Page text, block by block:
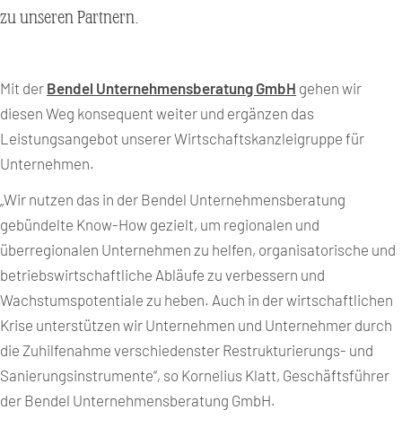
zu unseren Partnern.
Mit der Bendel Unternehmensberatung GmbH gehen wir
diesen Weg konsequent weiter und ergänzen das
Leistungsangebot unserer Wirtschaftskanzleigruppe für
Unternehmen.
„Wir nutzen das in der Bendel Unternehmensberatung
gebündelte Know-How gezielt, um regionalen und
überregionalen Unternehmen zu helfen, organisatorische und
betriebswirtschaftliche Abläufe zu verbessern und
Wachstumspotentiale zu heben. Auch in der wirtschaftlichen
Krise unterstützen wir Unternehmen und Unternehmer durch
die Zuhilfenahme verschiedenster Restrukturierungs- und
Sanierungsinstrumente“, so Kornelius Klatt, Geschäftsführer
der Bendel Unternehmensberatung GmbH.